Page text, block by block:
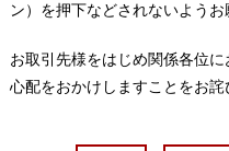
ン）を押下などされないようお
お取引先様をはじめ関係各位
心配をおかけしますことをお詫